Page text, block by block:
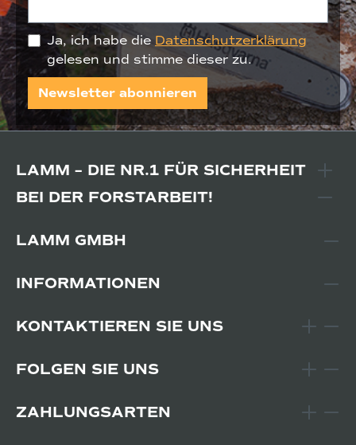
Ja, ich habe die Datenschutzerklärung
gelesen und stimme dieser zu.
Newsletter abonnieren
LAMM – DIE NR.1 FÜR SICHERHEIT
BEI DER FORSTARBEIT!
LAMM GMBH
INFORMATIONEN
KONTAKTIEREN SIE UNS
FOLGEN SIE UNS
ZAHLUNGSARTEN